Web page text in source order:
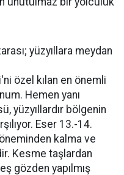
yüzyıllara meydan
özel kılan en önemli
Hemen yanı
yüzyıllardır bölgenin
Eser 13.-14.
kalma ve
Kesme taşlardan
gözden yapılmış